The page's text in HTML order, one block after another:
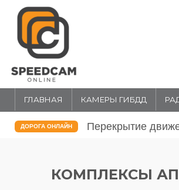
ГЛАВНАЯ КАМЕРЫ ГИБДД
ДОРОГА ОНЛАЙН Перекрытие
КОМПЛЕКСЫ